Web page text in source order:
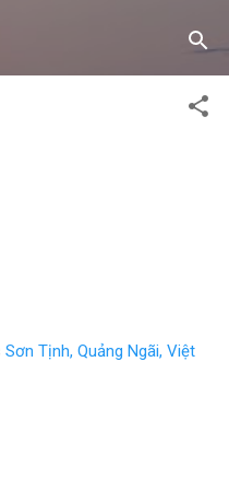
chính
Sơn Tịnh, Quảng Ngãi, Việt